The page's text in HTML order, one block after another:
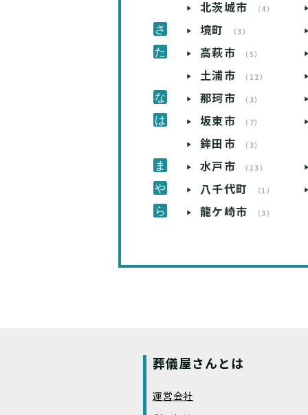
北茨城市 （4）
境町 （3）
高萩市 （5）
土浦市 （12）
那珂市 （3）
坂東市 （7）
鉾田市 （3）
水戸市 （13）
八千代町 （1）
龍ケ崎市 （3）
葬儀屋さんとは
運営会社